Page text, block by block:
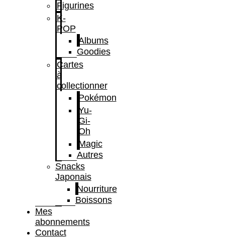
Figurines
K-
POP
Albums
Goodies
Cartes
à
collectionner
Pokémon
Yu-
Gi-
Oh
Magic
Autres
Snacks
Japonais
Nourriture
Boissons
Mes
abonnements
Contact